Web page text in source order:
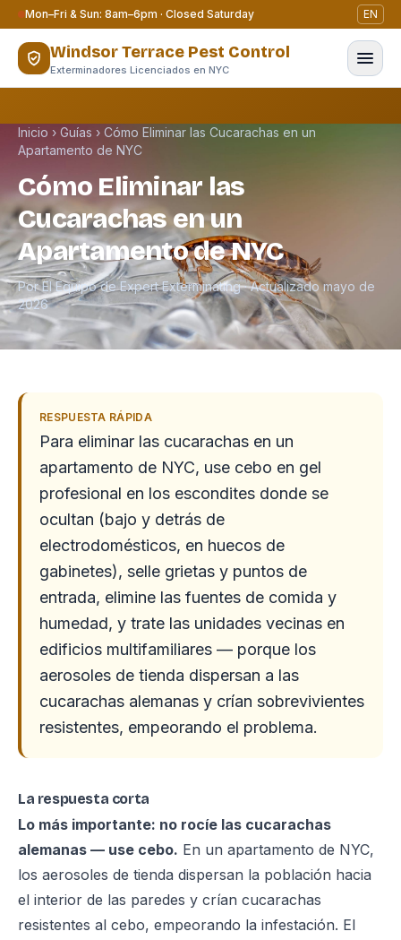
Saltar al contenido
Mon–Fri & Sun: 8am–6pm · Closed Saturday EN
Windsor Terrace Pest Control
Exterminadores Licenciados en NYC
Inicio › Guías › Cómo Eliminar las Cucarachas en un
Apartamento de NYC
Cómo Eliminar las
Cucarachas en un
Apartamento de NYC
Por El Equipo de Expert Exterminating · Actualizado mayo de
2026
RESPUESTA RÁPIDA
Para eliminar las cucarachas en un
apartamento de NYC, use cebo en gel
profesional en los escondites donde se
ocultan (bajo y detrás de
electrodomésticos, en huecos de
gabinetes), selle grietas y puntos de
entrada, elimine las fuentes de comida y
humedad, y trate las unidades vecinas en
edificios multifamiliares — porque los
aerosoles de tienda dispersan a las
cucarachas alemanas y crían sobrevivientes
resistentes, empeorando el problema.
La respuesta corta
Lo más importante: no rocíe las cucarachas
alemanas — use cebo. En un apartamento de NYC,
los aerosoles de tienda dispersan la población hacia
el interior de las paredes y crían cucarachas
resistentes al cebo, empeorando la infestación. El